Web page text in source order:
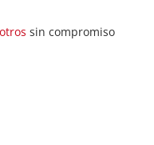
sin compromiso